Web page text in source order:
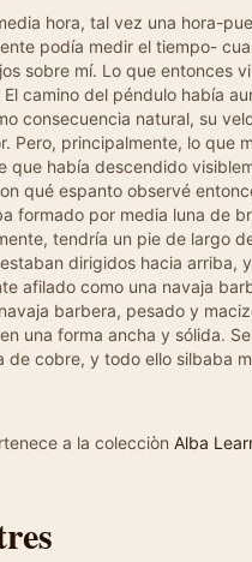
hora, tal vez una hora-
podía medir el tiempo-
sobre mí. Lo que entonces
camino del péndulo había
consecuencia natural, su
Pero, principalmente, lo que
que había descendido
qué espanto observé
formado por media luna de
tendría un pie de largo
dirigidos hacia arriba,
afilado como una navaja
barbera, pesado y
una forma ancha y sólida.
de cobre, y todo ello silbaba
a la colecciòn Alba